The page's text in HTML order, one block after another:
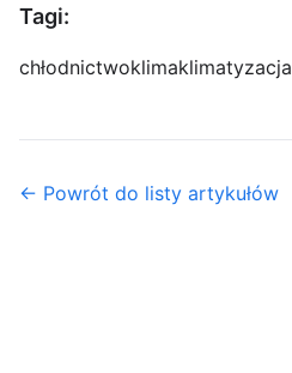
Tagi:
chłodnictwoklimaklimatyzacja
← Powrót do listy artykułów